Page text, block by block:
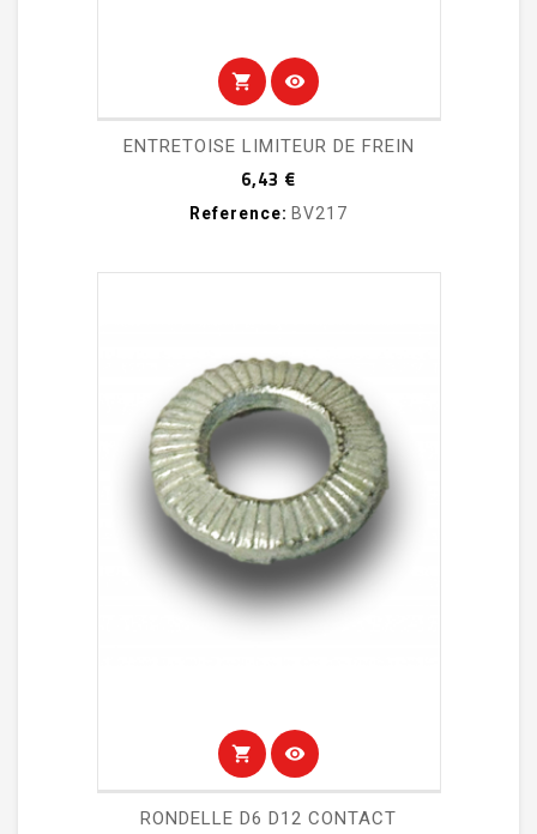
shopping_cart visibility
ENTRETOISE LIMITEUR DE FREIN
6,43 €
Reference: BV217
shopping_cart visibility
RONDELLE D6 D12 CONTACT